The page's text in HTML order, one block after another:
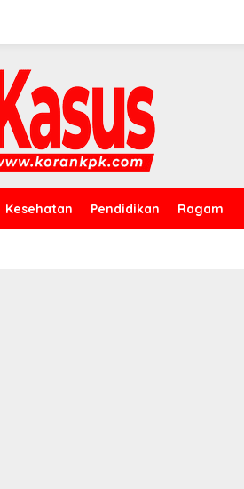
Kesehatan Pendidikan Ragam